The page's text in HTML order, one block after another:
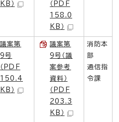
KB）
（PDF
158.0
KB）
議案第
9号
（PDF
150.4
KB）
議案第
9号（議
案参考
資料）
（PDF
203.3
KB）
消防本
部
通信指
令課